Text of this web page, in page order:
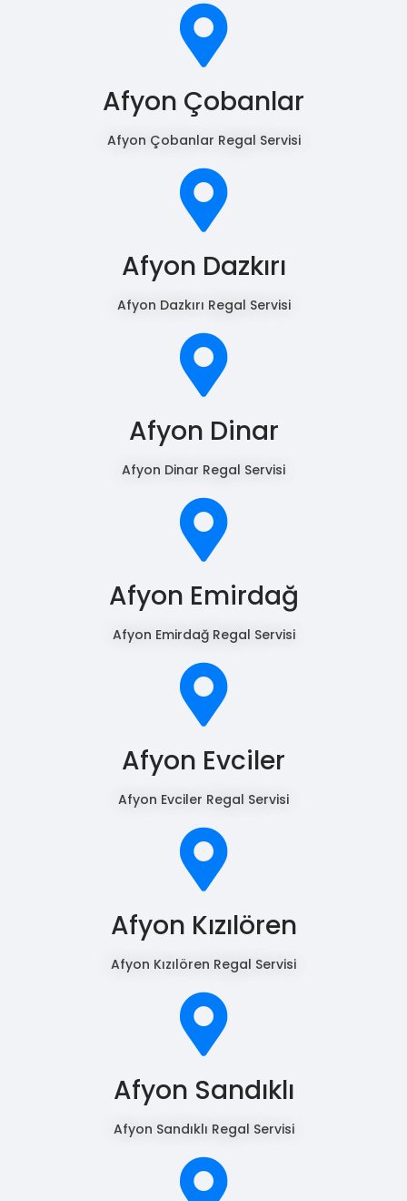
Afyon Çobanlar
Afyon Çobanlar Regal Servisi
Afyon Dazkırı
Afyon Dazkırı Regal Servisi
Afyon Dinar
Afyon Dinar Regal Servisi
Afyon Emirdağ
Afyon Emirdağ Regal Servisi
Afyon Evciler
Afyon Evciler Regal Servisi
Afyon Kızılören
Afyon Kızılören Regal Servisi
Afyon Sandıklı
Afyon Sandıklı Regal Servisi